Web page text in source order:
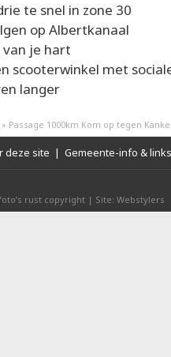
te snel in zone 30
op Albertkanaal
je hart
scooterwinkel met
langer
» Passage 1000km Kom op tegen
deze site | Gemeente-info & links
rust copyright | Site: Webstylers